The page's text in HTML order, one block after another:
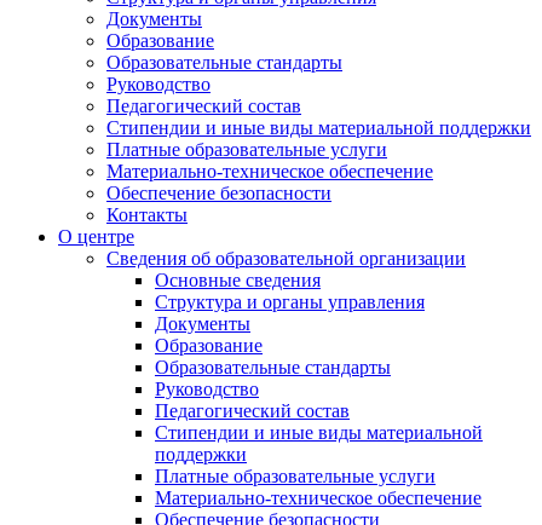
Документы
Образование
Образовательные стандарты
Руководство
Педагогический состав
Стипендии и иные виды материальной поддержки
Платные образовательные услуги
Материально-техническое обеспечение
Обеспечение безопасности
Контакты
О центре
Сведения об образовательной организации
Основные сведения
Структура и органы управления
Документы
Образование
Образовательные стандарты
Руководство
Педагогический состав
Стипендии и иные виды материальной
поддержки
Платные образовательные услуги
Материально-техническое обеспечение
Обеспечение безопасности